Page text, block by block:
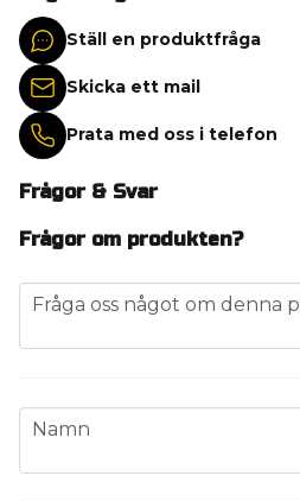
Ställ en produktfråga
Skicka ett mail
Prata med oss i telefon
Frågor & Svar
Frågor om produkten?
question
Fråga oss något om denna
name
Namn